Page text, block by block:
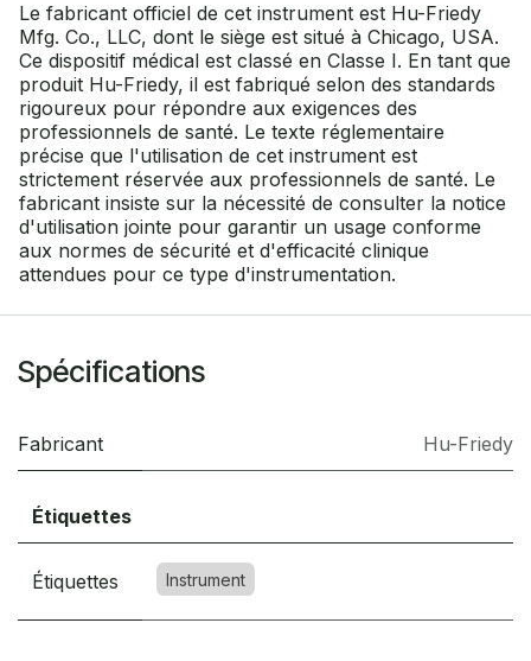
Le fabricant officiel de cet instrument est Hu-Friedy
Mfg. Co., LLC, dont le siège est situé à Chicago, USA.
Ce dispositif médical est classé en Classe I. En tant que
produit Hu-Friedy, il est fabriqué selon des standards
rigoureux pour répondre aux exigences des
professionnels de santé. Le texte réglementaire
précise que l'utilisation de cet instrument est
strictement réservée aux professionnels de santé. Le
fabricant insiste sur la nécessité de consulter la notice
d'utilisation jointe pour garantir un usage conforme
aux normes de sécurité et d'efficacité clinique
attendues pour ce type d'instrumentation.
Spécifications
Fabricant Hu-Friedy
Étiquettes
Étiquettes Instrument